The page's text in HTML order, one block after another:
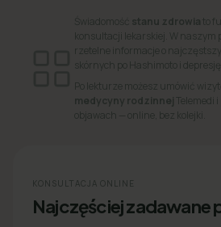
Świadomość stanu zdrowia to
konsultacji lekarskiej. W
rzetelne informacje o
skórnych po Hashimoto i depresję.
Po lekturze możesz umówić
medycyny rodzinnej Telemedi
objawach — online, bez kolejki.
KONSULTACJA ONLINE
Najczęściej zadawane